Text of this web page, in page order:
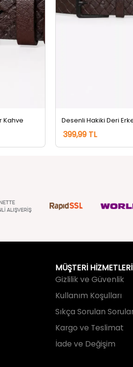
MÜŞTERİ HİZMETLERİ
Kullanım Koşulları